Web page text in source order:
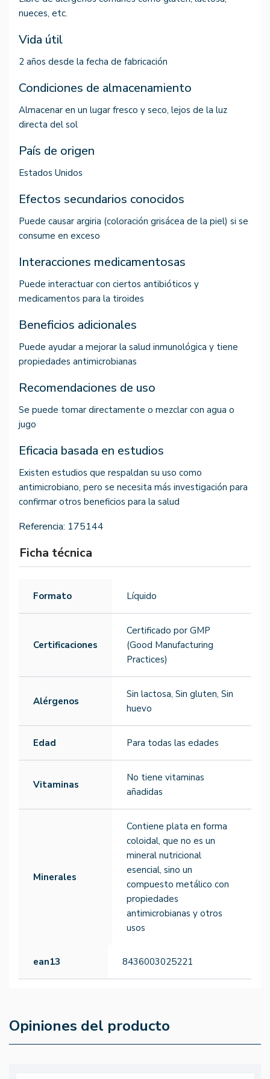
nueces, etc.
Vida útil
2 años desde la fecha de fabricación
Condiciones de almacenamiento
Almacenar en un lugar fresco y seco, lejos de la luz
directa del sol
País de origen
Estados Unidos
Efectos secundarios conocidos
Puede causar argiria (coloración grisácea de la piel) si se
consume en exceso
Interacciones medicamentosas
Puede interactuar con ciertos antibióticos y
medicamentos para la tiroides
Beneficios adicionales
Puede ayudar a mejorar la salud inmunológica y tiene
propiedades antimicrobianas
Recomendaciones de uso
Se puede tomar directamente o mezclar con agua o
jugo
Eficacia basada en estudios
Existen estudios que respaldan su uso como
antimicrobiano, pero se necesita más investigación para
confirmar otros beneficios para la salud
Referencia: 175144
Ficha técnica
Formato Líquido
Certificaciones
Certificado por GMP
(Good Manufacturing
Practices)
Alérgenos
Sin lactosa, Sin gluten, Sin
huevo
Edad Para todas las edades
Vitaminas
No tiene vitaminas
añadidas
Minerales
Contiene plata en forma
coloidal, que no es un
mineral nutricional
esencial, sino un
compuesto metálico con
propiedades
antimicrobianas y otros
usos
ean13 8436003025221
Opiniones del producto